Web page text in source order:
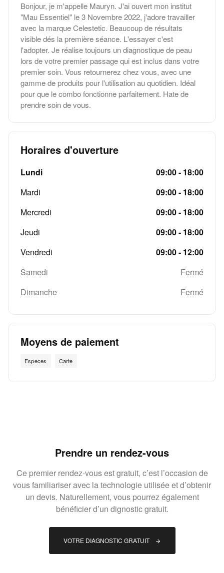
Bonjour, je m'appelle Mauryn. J'ai ouvert mon institut
"Mau Essentiel" le 3 Novembre 2022, j'adore travailler
avec la marque Celestetic. Beaucoup de résultats
visible dés la première séance. L'essayer c'est
l'adopter. Je réalise toujours un diagnostique de peau
lors de votre premier passage qui est inclus dans votre
premier soin. Vous retournerez chez vous, avec une
gamme de produits pour l'utilisation au quotidien. Idéal
pour que le combo fonctionne parfaitement. Hate de
prendre soin de vous.
Horaires d'ouverture
Lundi
09:00 - 18:00
Mardi
09:00 - 18:00
Mercredi
09:00 - 18:00
Jeudi
09:00 - 18:00
Vendredi
09:00 - 12:00
Samedi
Fermé
Dimanche
Fermé
Moyens de paiement
Especes Carte
Prendre un rendez-vous
Ce premier rendez-vous est gratuit, c’est l’occasion de
vous familiariser avec la technologie utilisée et d’obtenir
un devis. Naturellement, vous pourrez également
bénéficier d’un dignostic gratuit.
VOTRE DIAGNOSTIC GRATUIT